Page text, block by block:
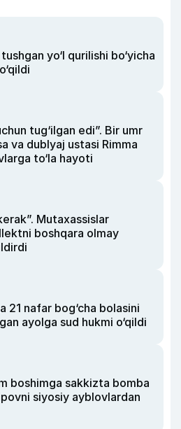
yo‘l qurilishi bo‘yicha
tug‘ilgan edi”. Bir umr
va dublyaj ustasi Rimma
to‘la hayoti
Mutaxassislar
boshqara olmay
21 nafar bog‘cha bolasini
ayolga sud hukmi o‘qildi
boshimga sakkizta bomba
siyosiy ayblovlardan